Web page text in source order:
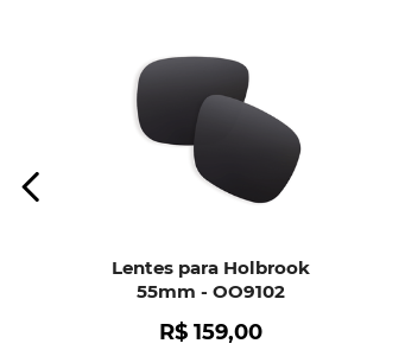
Lentes para Holbrook
55mm - OO9102
R$ 159,00